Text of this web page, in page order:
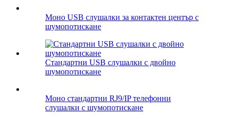
Моно USB слушалки за контактен център с
шумопотискане
Стандартни USB слушалки с двойно
шумопотискане
Моно стандартни RJ9/IP телефонни
слушалки с шумопотискане